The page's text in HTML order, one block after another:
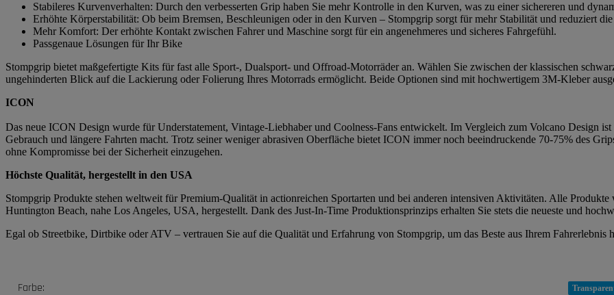
Stabileres Kurvenverhalten: Durch den verbesserten Grip haben Sie mehr Kontrolle in den Kurven, was zu einer sichereren und
Erhöhte Körperstabilität: Ob beim Bremsen, Beschleunigen oder in den Kurven – Stompgrip sorgt für mehr Stabilität und reduziert
Mehr Komfort: Der erhöhte Kontakt zwischen Fahrer und Maschine sorgt für ein angenehmeres und sicheres Fahrgefühl.
Passgenaue Lösungen für Ihr Bike
Stompgrip bietet maßgefertigte Kits für fast alle Sport-, Dualsport- und Offroad-Motorräder an. Wählen Sie zwischen der klassischen
ungehinderten Blick auf die Lackierung oder Folierung Ihres Motorrads ermöglicht. Beide Optionen sind mit hochwertigem 3M-Kleber
ICON
Das neue ICON Design wurde für Understatement, Vintage-Liebhaber und Coolness-Fans entwickelt. Im Vergleich zum Volcano Design
Gebrauch und längere Fahrten macht. Trotz seiner weniger abrasiven Oberfläche bietet ICON immer noch beeindruckende 70-75% des
ohne Kompromisse bei der Sicherheit einzugehen.
Höchste Qualität, hergestellt in den USA
Stompgrip Produkte stehen weltweit für Premium-Qualität in actionreichen Sportarten und bei anderen intensiven Aktivitäten. Alle
Huntington Beach, nahe Los Angeles, USA, hergestellt. Dank des Just-In-Time Produktionsprinzips erhalten Sie stets die neueste und
Egal ob Streetbike, Dirtbike oder ATV – vertrauen Sie auf die Qualität und Erfahrung von Stompgrip, um das Beste aus Ihrem Fahrerlebnis
Produkteigenschaft
Wert
Farbe: